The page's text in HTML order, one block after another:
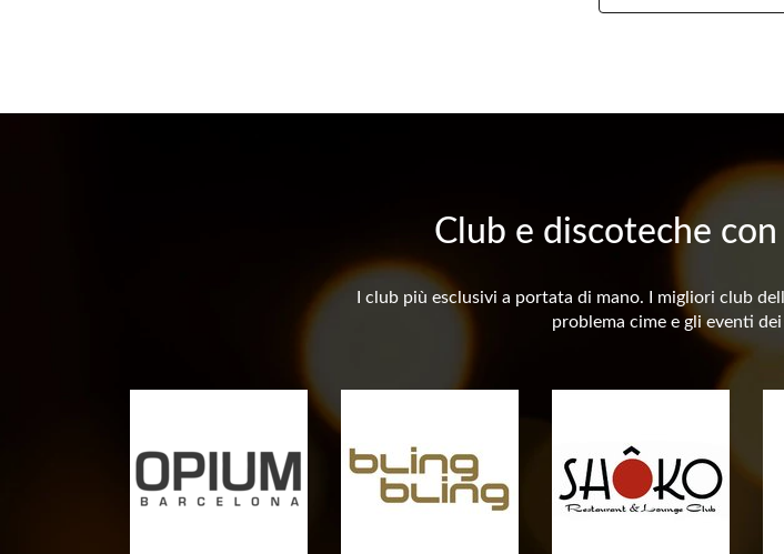
Club e discoteche
I club più esclusivi a portata di mano. I migliori club
problema cime e gli eventi